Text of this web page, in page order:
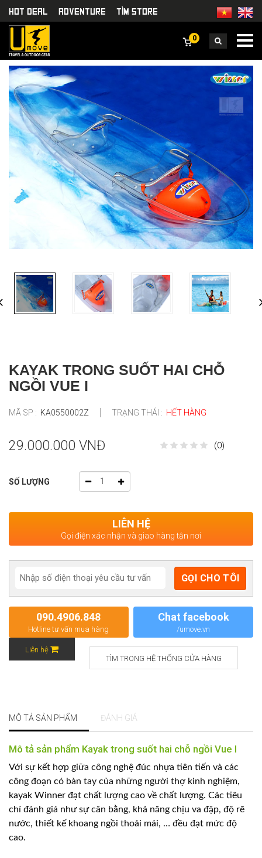
HOT DEAL Adventure TÌm Store
0
KAYAK TRONG SUỐT HAI CHỖ
NGỒI VUE I
MÃ SP : KA0550002Z TRẠNG THÁI : HẾT HÀNG
29.000.000 VNĐ (0)
SỐ LƯỢNG
LIÊN HỆ
Gọi điện xác nhận và giao hàng tận nơi
090.4906.848
Hotline tư vấn mua hàng
Chat facebook
/umove.vn
Liên hệ
TÌM TRONG HỆ THỐNG CỬA HÀNG
MÔ TẢ SẢN PHẨM ĐÁNH GIÁ
Mô tả sản phẩm Kayak trong suốt hai chỗ ngồi Vue I
Với sự kết hợp giữa công nghệ đúc nhựa tiên tiến và các
công đoạn có bàn tay của những người thợ kinh nghiệm,
kayak Winner đạt chất lượng cao về chất lượng. Các tiêu
chí đánh giá như sự cân bằng, khả năng chịu va đập, độ rẽ
nước, thiết kế khoang ngồi thoải mái, … đều đạt mức độ
cao.